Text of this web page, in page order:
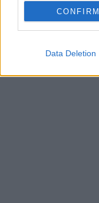
CONFIRM
Data Deletion